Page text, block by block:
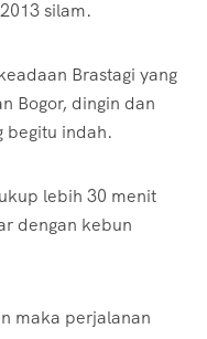
silam.
Brastagi yang
Bogor, dingin dan
begitu indah.
lebih 30 menit
dengan kebun
maka perjalanan